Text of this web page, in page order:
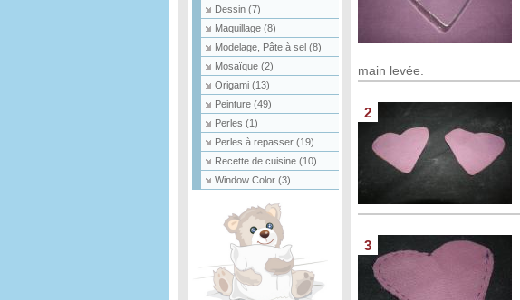
Dessin (7)
Maquillage (8)
Modelage, Pâte à sel (8)
Mosaïque (2)
Origami (13)
Peinture (49)
Perles (1)
Perles à repasser (19)
Recette de cuisine (10)
Window Color (3)
main levée.
2
3